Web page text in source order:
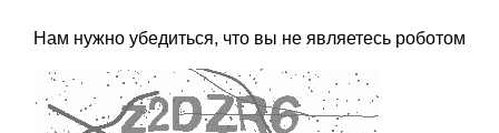
Нам нужно убедиться, что вы не являетесь роботом